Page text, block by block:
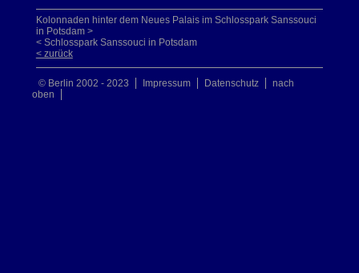
Kolonnaden hinter dem Neues Palais im Schlosspark Sanssouci
in Potsdam >
< Schlosspark Sanssouci in Potsdam
< zurück
© Berlin 2002 - 2023 Impressum Datenschutz
nach
oben